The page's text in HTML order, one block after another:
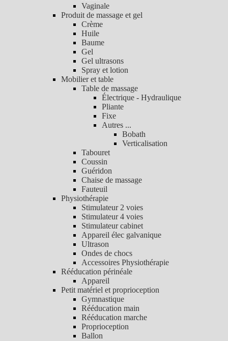
Vaginale
Produit de massage et gel
Crème
Huile
Baume
Gel
Gel ultrasons
Spray et lotion
Mobilier et table
Table de massage
Électrique - Hydraulique
Pliante
Fixe
Autres ...
Bobath
Verticalisation
Tabouret
Coussin
Guéridon
Chaise de massage
Fauteuil
Physiothérapie
Stimulateur 2 voies
Stimulateur 4 voies
Stimulateur cabinet
Appareil élec galvanique
Ultrason
Ondes de chocs
Accessoires Physiothérapie
Rééducation périnéale
Appareil
Petit matériel et proprioception
Gymnastique
Rééducation main
Rééducation marche
Proprioception
Ballon